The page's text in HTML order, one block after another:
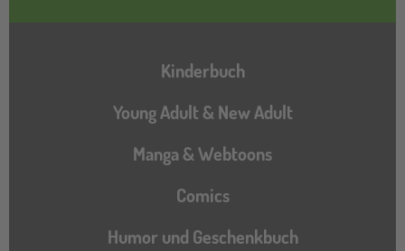
Hauptnavigation
Kinderbuch
Young Adult & New Adult
Manga & Webtoons
Comics
Humor und Geschenkbuch